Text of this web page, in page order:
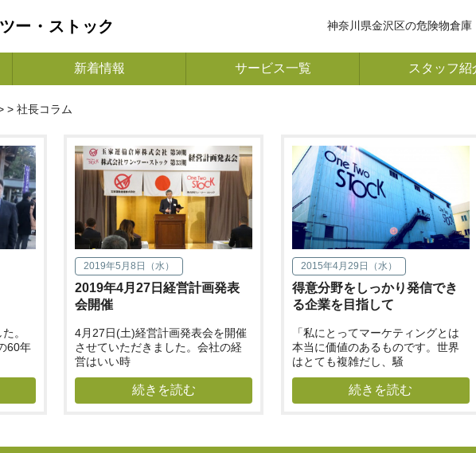
ー・ストック 神奈川県金沢区の危険物倉庫
新着情報 サービス一覧 スタッフ紹
> 社長コラム
。
60年
2019年5月8日（水）
2019年4月27日経営計画発表
会開催
4月27日(土)経営計画発表会を開催
させていただきました。会社の経
営はいい時
続きを読む
2015年4月29日（水）
得意分野をしっかり発信でき
る企業を目指して
「私にとってマーケティングとは
本当に価値のあるものです。世界
はとても複雑だし、騒
続きを読む